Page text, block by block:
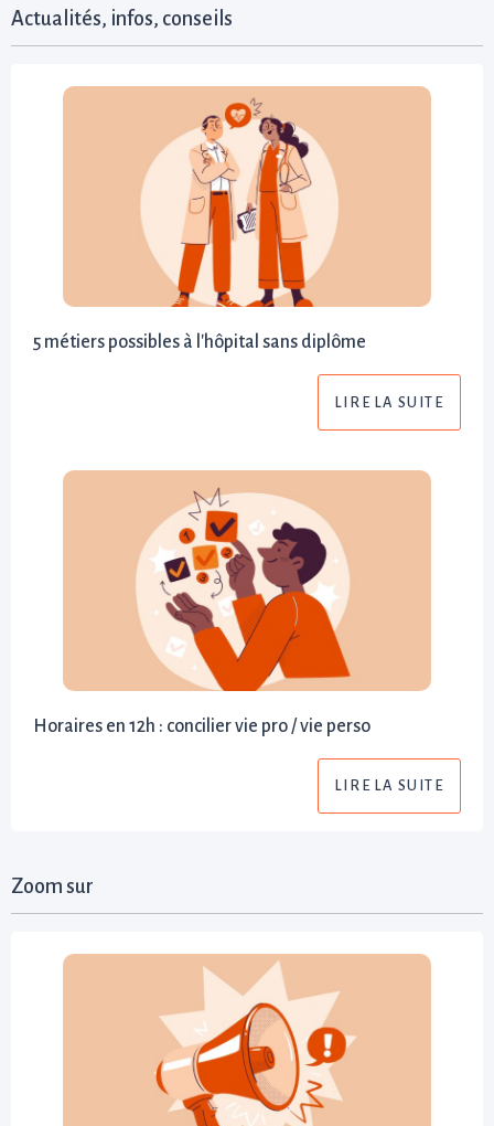
Actualités, infos, conseils
5 métiers possibles à l'hôpital sans diplôme
LIRE LA SUITE
Horaires en 12h : concilier vie pro / vie perso
LIRE LA SUITE
Zoom sur